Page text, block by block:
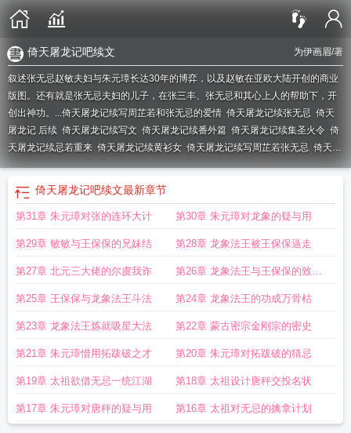
为伊画眉/著
倚天屠龙记吧续文
叙述张无忌赵敏夫妇与朱元璋长达30年的博弈，以及赵敏在亚欧大陆开创的商业
版图。还有就是张无忌夫妇的儿子，在张三丰、张无忌和其心上人的帮助下，开
创出神功。...倚天屠龙记续写周芷若和张无忌的爱情 倚天屠龙记续张无忌 倚天
屠龙记 后续 倚天屠龙记续写文 倚天屠龙记续番外篇 倚天屠龙记续集圣火令 倚
天屠龙记续忌若重来 倚天屠龙记续黄衫女 倚天屠龙记续写周芷若张无忌 倚天屠
龙记续集电视剧倚天屠龙记续集剧情倚天屠龙记续写同人推存倚天屠龙记续
倚天屠龙记续集2电影免费 倚天屠龙记续集什么时候出
观看
录倚天屠龙记续写倚天屠龙记续集的叫什么倚天屠龙记续集魔教圣火令电
续集演员表倚天屠龙记续写虐文倚天屠龙记续集电影版倚天屠龙记2019续
写倚天屠龙记续集是什么倚天屠龙记续书完整版新版倚天屠龙记续集倚天屠
电影倚天屠龙记续作倚天屠龙记续文 倚天屠龙记续写杨逍
倚天屠龙记吧续文最新章节
第31章 朱元璋对张的连环大计 第30章 朱元璋对龙象的疑与用
第29章 敏敏与王保保的兄妹结 第28章 龙象法王被王保保逼走
第27章 北元三大佬的尔虞我诈 第26章 龙象法王与王保保的致命
博弈
第25章 王保保与龙象法王斗法 第24章 龙象法王的功成万骨枯
第23章 龙象法王炼就吸星大法 第22章 蒙古密宗金刚宗的密史
第21章 朱元璋惜用拓跋破之才 第20章 朱元璋对拓跋破的猜忌
第19章 太祖欲借无忌一统江湖 第18章 太祖设计唐秤交投名状
第17章 朱元璋对唐秤的疑与用 第16章 太祖对无忌的擒拿计划